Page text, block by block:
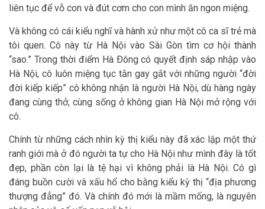
liên tục để vỗ con và đút cơm cho con mình ăn ngon miệng.
Và không có cái kiểu nghĩ và hành xử như một cô ca sĩ trẻ mà
tôi quen. Cô này từ Hà Nội vào Sài Gòn tìm cơ hội thành
“sao.” Trong thời điểm Hà Ðông có quyết định sáp nhập vào
Hà Nội, cô luôn miệng tục tằn gay gắt với những người “đời
đời kiếp kiếp” cô không nhận là người Hà Nội, dù hàng ngày
đang cùng thở, cùng sống ở không gian Hà Nội mở rộng với
cô.
Chính từ những cách nhìn kỳ thị kiểu này đã xác lập một thứ
ranh giới mà ở đó người ta tự cho Hà Nội như mình đây là tốt
đẹp, phần còn lại là tệ hại vì không phải là Hà Nội. Có gì
đáng buồn cười và xấu hổ cho bằng kiểu kỳ thị “địa phương
thượng đẳng” đó. Và chính đó mới là mầm mống, là nguyên